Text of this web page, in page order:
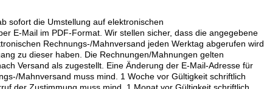
*
sofort die Umstellung auf elektronischen
E-Mail im PDF-Format. Wir stellen sicher, dass die angegebene
Rechnungs-/Mahnversand jeden Werktag abgerufen wird
zu dieser haben. Die Rechnungen/Mahnungen gelten
Versand als zugestellt. Eine Änderung der E-Mail-Adresse für
Mahnversand muss mind. 1 Woche vor Gültigkeit schriftlich